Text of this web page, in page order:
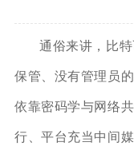
通俗来讲，比
保管、没有管理员
依靠密码学与网络
行、平台充当中间